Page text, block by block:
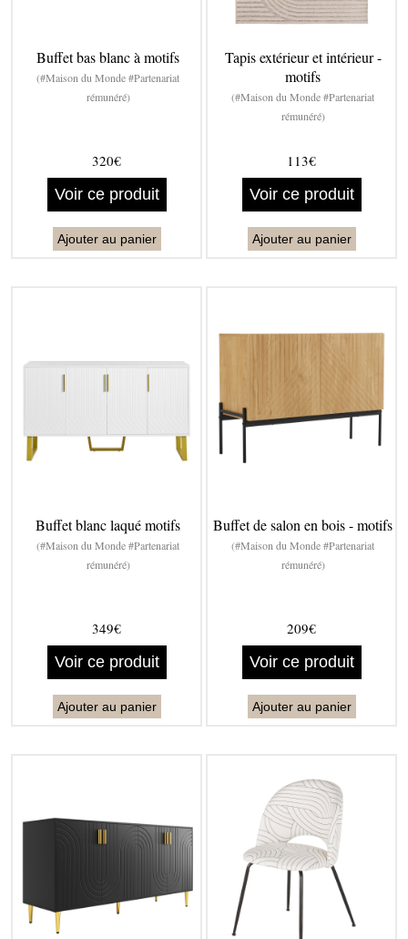
Buffet bas blanc à motifs
(#Maison du Monde #Partenariat
rémunéré)
320€
Voir ce produit
Ajouter au panier
Tapis extérieur et intérieur -
motifs
(#Maison du Monde #Partenariat
rémunéré)
113€
Voir ce produit
Ajouter au panier
Buffet blanc laqué motifs
(#Maison du Monde #Partenariat
rémunéré)
349€
Voir ce produit
Ajouter au panier
Buffet de salon en bois - motifs
(#Maison du Monde #Partenariat
rémunéré)
209€
Voir ce produit
Ajouter au panier